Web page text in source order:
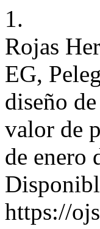
1.
Rojas
EG,
diseño
valor de
de enero
https://